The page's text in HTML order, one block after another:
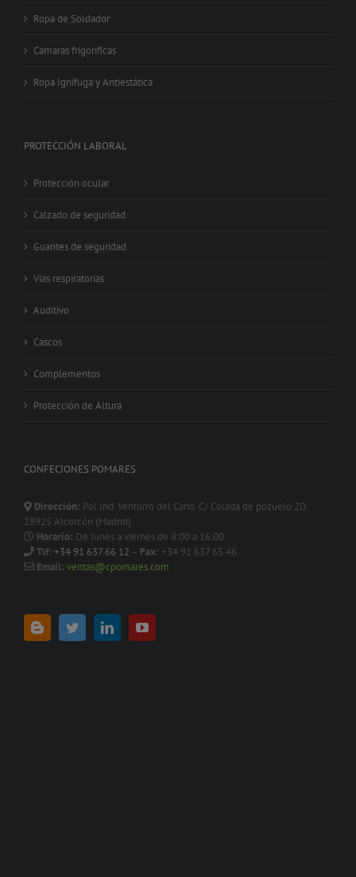
Ropa de Soldador
Camaras frigorificas
Ropa Ignífuga y Antiestática
PROTECCIÓN LABORAL
Protección ocular
Calzado de seguridad
Guantes de seguridad
Vias respiratorias
Auditivo
Cascos
Complementos
Protección de Altura
CONFECIONES POMARES
Dirección: Pol.Ind. Ventorro del Cano. C/ Colada de pozuelo 2D.
28925 Alcorcón (Madrid)
Horario: De lunes a viernes de 8:00 a 16:00
Tlf: +34 91 637 66 12 – Fax: +34 91 637 65 46
Email: ventas@cpomares.com